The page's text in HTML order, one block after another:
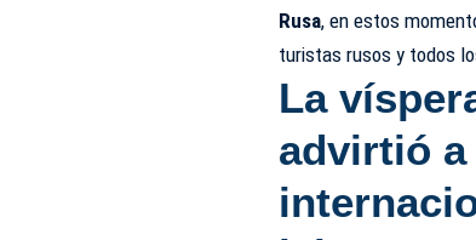
Rusa, en estos
turistas rusos y todos
La
advirtió a